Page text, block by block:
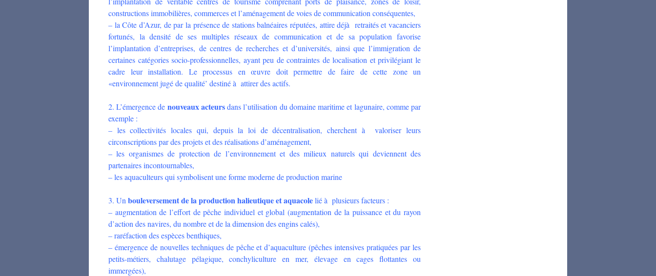
constructions immobilières, commerces et l’aménagement de voies de communication conséquentes,
– la Côte d’Azur, de par la présence de stations balnéaires réputées, attire déjà retraités et vacanciers
fortunés, la densité de ses multiples réseaux de communication et de sa population favorise
l’implantation d’entreprises, de centres de recherches et d’universités, ainsi que l’immigration de
certaines catégories socio-professionnelles, ayant peu de contraintes de localisation et privilégiant le
cadre leur installation. Le processus en œuvre doit permettre de faire de cette zone un
«environnement jugé de qualité’ destiné à attirer des actifs.
2. L’émergence de nouveaux acteursdans l’utilisation du domaine maritime et lagunaire, comme par
exemple :
– les collectivités locales qui, depuis la loi de décentralisation, cherchent à valoriser leurs
circonscriptions par des projets et des réalisations d’aménagement,
– les organismes de protection de l’environnement et des milieux naturels qui deviennent des
partenaires incontournables,
– les aquaculteurs qui symbolisent une forme moderne de production marine
3. Un bouleversement de la production halieutique et aquacolelié à plusieurs facteurs :
– augmentation de l’effort de pêche individuel et global (augmentation de la puissance et du rayon
d’action des navires, du nombre et de la dimension des engins calés),
– raréfaction des espèces benthiques,
– émergence de nouvelles techniques de pêche et d’aquaculture (pêches intensives pratiquées par les
petits-métiers, chalutage pélagique, conchyliculture en mer, élevage en cages flottantes ou
immergées),